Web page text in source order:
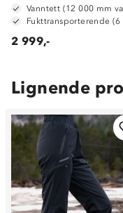
2 999,-
Lignende